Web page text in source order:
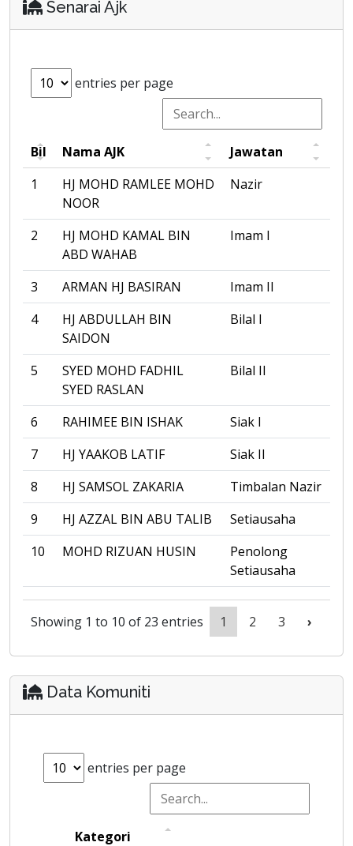
Senarai Ajk
entries per page
Bil Nama AJK
Jawatan
1
HJ MOHD RAMLEE MOHD
NOOR
Nazir
2
HJ MOHD KAMAL BIN
ABD WAHAB
Imam I
3 ARMAN HJ BASIRAN
Imam II
4
HJ ABDULLAH BIN
SAIDON
Bilal I
5
SYED MOHD FADHIL
SYED RASLAN
Bilal II
6 RAHIMEE BIN ISHAK
Siak I
7
HJ YAAKOB LATIF
Siak II
8
HJ SAMSOL ZAKARIA
Timbalan Nazir
9
HJ AZZAL BIN ABU TALIB
Setiausaha
10
MOHD RIZUAN HUSIN
Penolong
Setiausaha
Showing 1 to 10 of 23 entries 1 2 3 ›
Data Komuniti
entries per page
Kategori